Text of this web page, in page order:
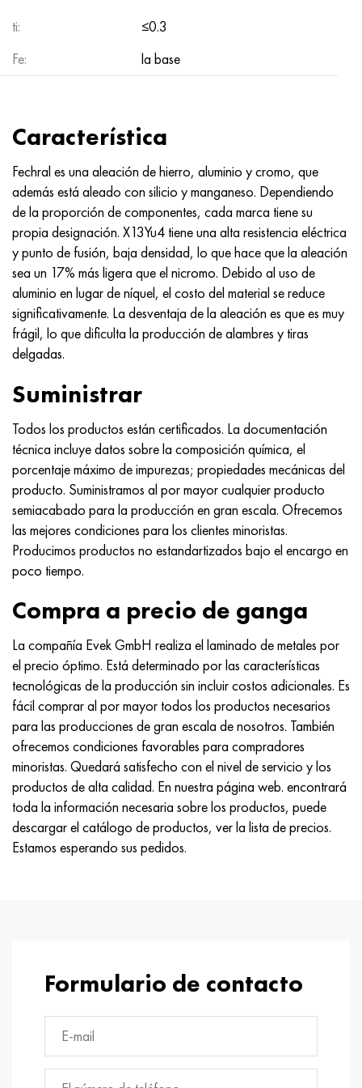
ti:
≤0.3
Fe:
la base
Característica
Fechral es una aleación de hierro, aluminio y cromo, que
además está aleado con silicio y manganeso. Dependiendo
de la proporción de componentes, cada marca tiene su
propia designación. X13Yu4 tiene una alta resistencia eléctrica
y punto de fusión, baja densidad, lo que hace que la aleación
sea un 17% más ligera que el nicromo. Debido al uso de
aluminio en lugar de níquel, el costo del material se reduce
significativamente. La desventaja de la aleación es que es muy
frágil, lo que dificulta la producción de alambres y tiras
delgadas.
Suministrar
Todos los productos están certificados. La documentación
técnica incluye datos sobre la composición química, el
porcentaje máximo de impurezas; propiedades mecánicas del
producto. Suministramos al por mayor cualquier producto
semiacabado para la producción en gran escala. Ofrecemos
las mejores condiciones para los clientes minoristas.
Producimos productos no estandartizados bajo el encargo en
poco tiempo.
Compra a precio de ganga
La compañía Evek GmbH realiza el laminado de metales por
el precio óptimo. Está determinado por las características
tecnológicas de la producción sin incluir costos adicionales. Es
fácil comprar al por mayor todos los productos necesarios
para las producciones de gran escala de nosotros. También
ofrecemos condiciones favorables para compradores
minoristas. Quedará satisfecho con el nivel de servicio y los
productos de alta calidad. En nuestra página web. encontrará
toda la información necesaria sobre los productos, puede
descargar el catálogo de productos, ver la lista de precios.
Estamos esperando sus pedidos.
Formulario de contacto
Incotherm
Cobalto 6B
maraging 250
René 41
Maraging 300
Maraging 350
MP35N
Nicrofer 5923 hMo
Nicrofer 6030
Nitronik 40
Nitronik 50
Nitrónico 60
Nitronik 75
Nimonic 80a
Nimónico 90
Nimónico 263
Haynes 25
Haynes 188
Hastelloy b3
hastelloy c4
hastelloy c22
47ND
49K2F, 49K2FA-VI
Aleación 50N
Aleación 50NP
50NHS
Aleación 52N
52K12F
79NM, Lupa 7904
80NM
80NMV-VI
80NHS
81HMA
Tipos de aleaciones de precisión
termobimetales
tubo de precisión
HN62VMYUT
XN65VM
KhN65VMTYu
KhN67MVTYu
KhN68VKTYU
KhN68VMTYUK-vd
KhN70VMTYu
HN75MBTYu
XN75TBYu
XN77TYu
XN77TYUR
ХН78Т
HN80TBY
N65M, EP982
H70MFV
VT-35
PT-7M
2B
SPT-2 sv
A LAS 3
3M
TL3
A LAS 6
TS-6
14 titanio
SP-17
40 titanio
1.4466 - AISI 310MoLn
PH 13-8 meses - 1.4534
1.4542 - 17-4Ph®
Custom 455® - 1.4543 - uns s45500
1.4545 - 15-5Ph®
1.4548 - 17-4Ph®
1.4550 - AISI 347
1.4574 - Aleación PH 15-7 Mo®
1.4580 - AISI 316Cb
1.4597 - AISI 204Cu
Aleación 28 - 1.4563
Aleación 31 - 1.4562
Aleación 254smo® - 1.4547
Aleación 926 - 1.4529
AM-350 - ams 5548
AM-355 - ams 5547
Custom 450® - uns S45000
Ascoloy griego 418
10X17H13M3T
12Х18Н9Т
13X11N2V2MF
15x11mf
15х12vnmf
15Х12Н2MVFAB
15X16K5N2MVFAB
18X12VMBFR
20X12VNMF
20Х3FMI
21NKMT
37X12N8G8MFB
40X10X2M
40Х9С2
45Х14Н14В2М
50X14MF
65X13
90X18MF
2,0872, CuNi10Fe1Mn, Cw352h
bronce de silicio
C65500, CuAl11Fe3
C65620, CuSi3Fe2Zn3
C65100, CuSi1.5
Bronce estaño-plomo
c92200, CuSn6Zn4Pb2
latón rojo
45G2, 45g2, AISI 1144
12X2H4A, 15NiCr13, 1.5752
AC14, 11SMnPb30
20G, 20mn5
20XH3A, AISI 4320, 20hn3a
20HM, 24CrMo5, 20hm
25KhGM, 20CrMo5, 1.7264
30hgsa, 30hgsa
30hgsn2a, 30hgsna
30xn2ma, 30CrNiMo8
30хн3а, 31nicr14
34khn3ma, 36NiCrMo16, 35NiCrMo16
35hgs, 35hgs
35hgsa, 35hgsa
ac35g2, 36smnpb14, 1.0765
38x2n2ma, 34CrNiMo6, 40NiCrMo7
40hn2ma, 34CrNiMo4, 36hnm
38hs, 37hs
40G, 40Mn4, AISI 1035
38XM, 42CrMo4, AISI 1.7225
40ХН, 36NiCr6, AISI 3135
Р6М5, 1.3343, hs6-5-2, sw7m
9М4К8,1.3207
R12F3, 1.3318, sw12
P18, 1,3355, hs18-0-1, sw18
Acero carbono
10,1.1645, C105W1
11G12, 110G13L, X120Mn12